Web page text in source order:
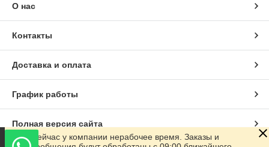
О нас
Контакты
Доставка и оплата
График работы
Полная версия сайта
Сейчас у компании нерабочее время. Заказы и